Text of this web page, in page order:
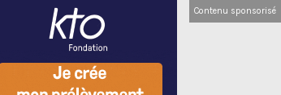
Contenu sponsorisé